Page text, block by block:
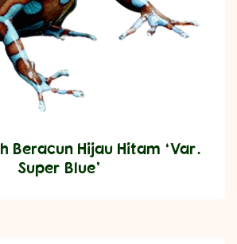
Beracun Hijau Hitam ‘Var.
Super Blue’